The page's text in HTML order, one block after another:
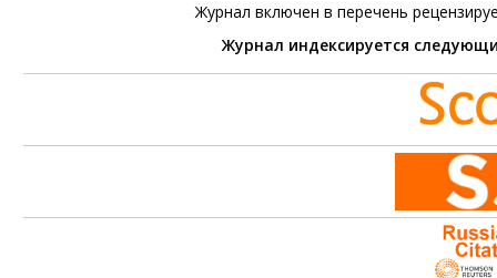
Журнал включен в перечень
Журнал индексируется